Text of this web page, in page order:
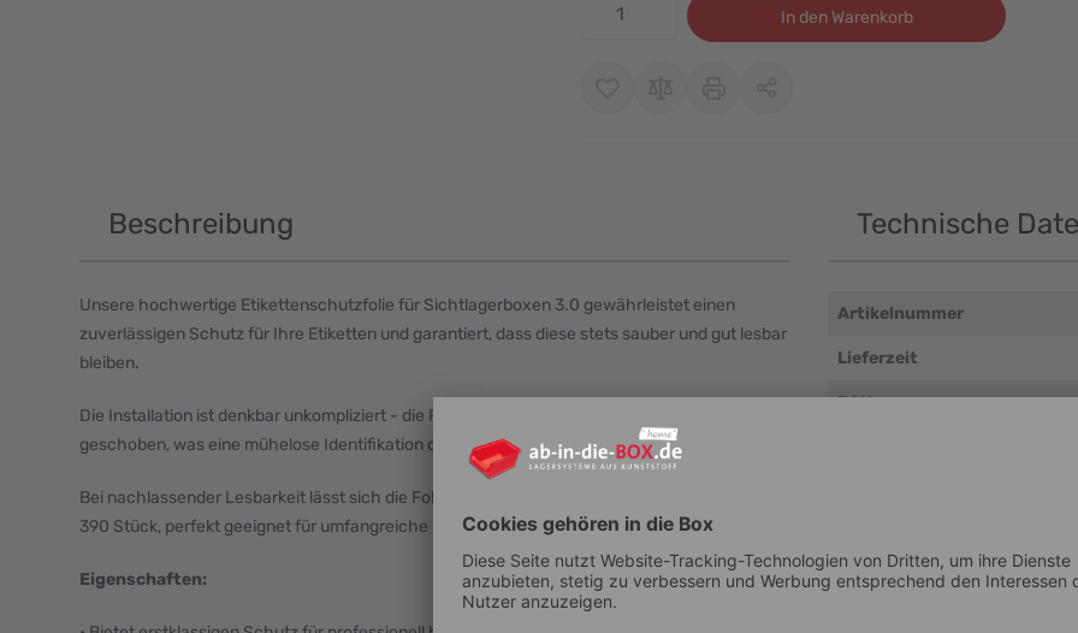
In den Warenkorb
Beschreibung
Unsere hochwertige Etikettenschutzfolie für Sichtlagerboxen 3.0 gewährleistet einen
zuverlässigen Schutz für Ihre Etiketten und garantiert, dass diese stets sauber und gut lesbar
bleiben.
Die Installation ist denkbar unkompliziert - die Folie wird vor das Etikett in die Halterung
geschoben, was eine mühelose Identifikation des Boxeninhalts ermöglicht.
Bei nachlassender Lesbarkeit lässt sich die Folie mühelos austauschen. Das Set beinhaltet
390 Stück, perfekt geeignet für umfangreiche Lagerbedürfnisse.
Eigenschaften:
Technische
Artikelnummer
Lieferzeit
EAN
Temperaturbeständigkeit in